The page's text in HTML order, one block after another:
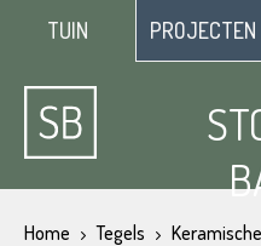
TUIN PROJECTEN
Home Tegels